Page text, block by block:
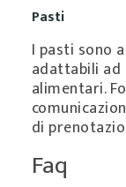
Pasti
I pasti sono
adattabili
alimentari.
di
Faq